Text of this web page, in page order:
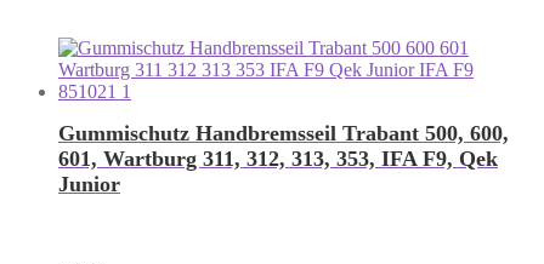
Gummischutz Handbremsseil Trabant 500, 600,
601, Wartburg 311, 312, 313, 353, IFA F9, Qek
Junior